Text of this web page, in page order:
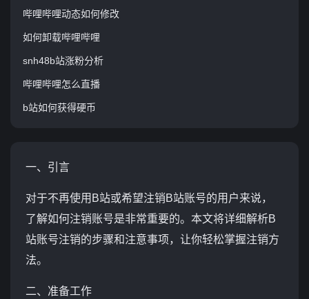
哔哩哔哩动态如何修改
如何卸载哔哩哔哩
snh48b站涨粉分析
哔哩哔哩怎么直播
b站如何获得硬币
一、引言
对于不再使用B站或希望注销B站账号的用户来说，
了解如何注销账号是非常重要的。本文将详细解析B
站账号注销的步骤和注意事项，让你轻松掌握注销方
法。
二、准备工作